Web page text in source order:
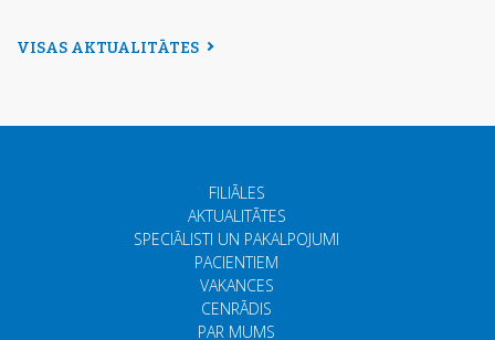
VISAS AKTUALITĀTES
FILIĀLES
AKTUALITĀTES
SPECIĀLISTI UN PAKALPOJUMI
PACIENTIEM
VAKANCES
CENRĀDIS
PAR MUMS